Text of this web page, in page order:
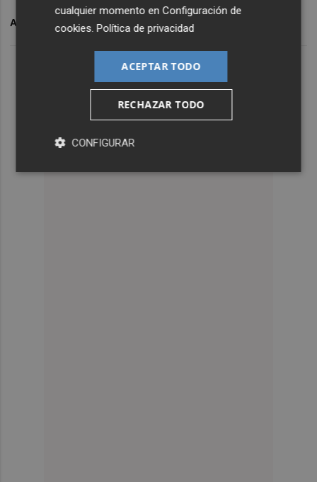
ARCHIVADO EN CSI MAR
cualquier momento enConfiguración de
cookies.Política de privacidad
ACEPTAR TODO
RECHAZAR TODO
CONFIGURAR